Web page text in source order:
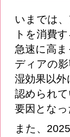
いまでは
トを消費
急速に高
ディアの
湿効果以
認められ
要因となっ
また、